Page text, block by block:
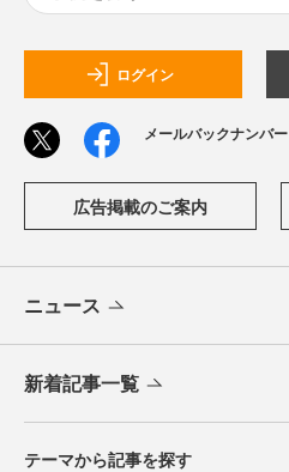
ログイン
メールバックナンバー
広告掲載のご案内
ニュース
新着記事一覧
テーマから記事を探す